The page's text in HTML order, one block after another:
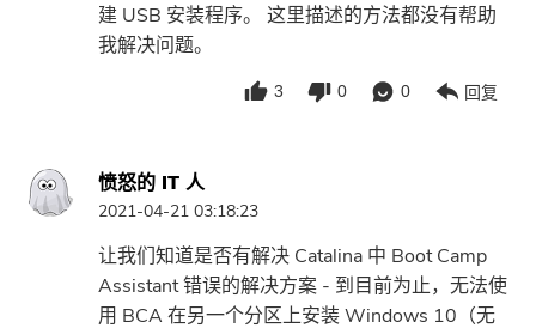
建 USB 安装程序。 这里描述的方法都没有帮助
我解决问题。
3 0 0 回复
愤怒的 IT 人
2021-04-21 03:18:23
让我们知道是否有解决 Catalina 中 Boot Camp
Assistant 错误的解决方案 - 到目前为止，无法使
用 BCA 在另一个分区上安装 Windows 10（无